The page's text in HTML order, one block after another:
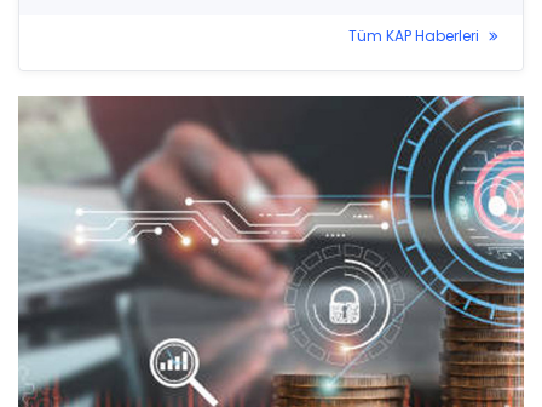
Tüm KAP Haberleri